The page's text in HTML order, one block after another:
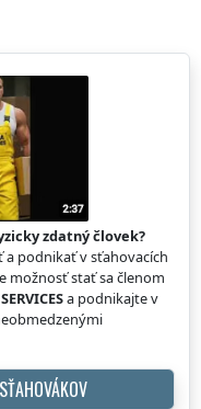
zdatný človek?
a podnikať v sťahovacích
možnosť stať sa členom
a podnikajte v